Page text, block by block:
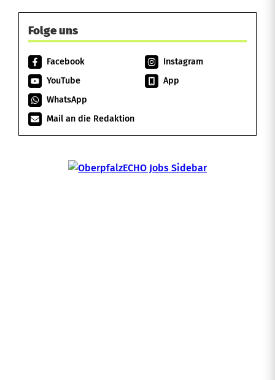
Folge uns
Facebook
Instagram
YouTube
App
WhatsApp
Mail an die Redaktion